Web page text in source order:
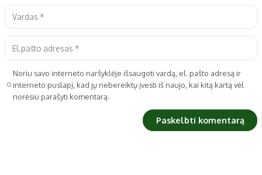
Noriu savo interneto naršyklėje išsaugoti vardą, el. pašto adresą ir
interneto puslapį, kad jų nebereiktų įvesti iš naujo, kai kitą kartą vėl
norėsiu parašyti komentarą.